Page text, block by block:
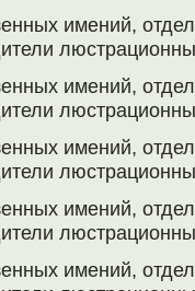
имений,
имений,
имений,
имений,
имений,